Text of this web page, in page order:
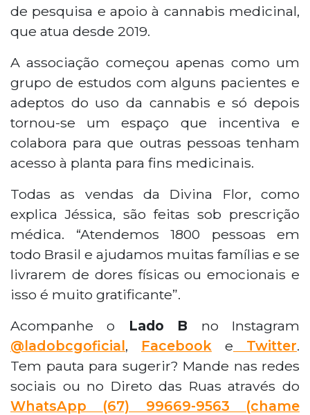
de pesquisa e apoio à cannabis medicinal,
que atua desde 2019.
A associação começou apenas como um
grupo de estudos com alguns pacientes e
adeptos do uso da cannabis e só depois
tornou-se um espaço que incentiva e
colabora para que outras pessoas tenham
acesso à planta para fins medicinais.
Todas as vendas da Divina Flor, como
explica Jéssica, são feitas sob prescrição
médica. “Atendemos 1800 pessoas em
todo Brasil e ajudamos muitas famílias e se
livrarem de dores físicas ou emocionais e
isso é muito gratificante”.
Acompanhe o Lado B no Instagram
@ladobcgoficial, Facebook e Twitter.
Tem pauta para sugerir? Mande nas redes
sociais ou no Direto das Ruas através do
WhatsApp (67) 99669-9563 (chame